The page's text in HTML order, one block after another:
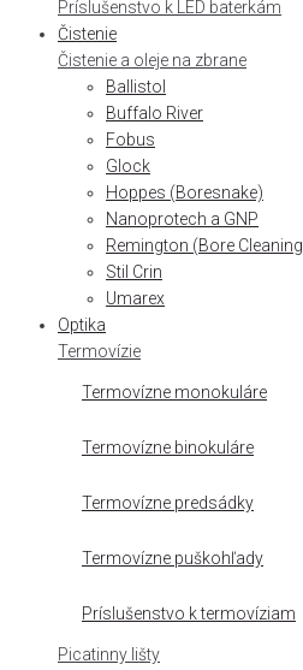
Príslušenstvo k LED baterkám
Čistenie
Čistenie a oleje na zbrane
Ballistol
Buffalo River
Fobus
Glock
Hoppes (Boresnake)
Nanoprotech a GNP
Remington (Bore
Stil Crin
Umarex
Optika
Termovízie
Termovízne monokuláre
Termovízne binokuláre
Termovízne predsádky
Termovízne puškohľady
Príslušenstvo k termovíziam
Picatinny lišty